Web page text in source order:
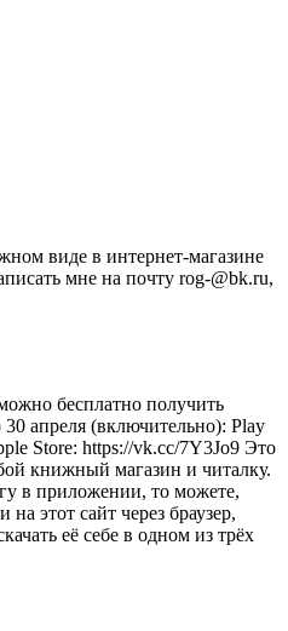
виде в интернет-магазине
мне на почту rog-@bk.ru,
бесплатно получить
апреля (включительно): Play
Store: https://vk.cc/7Y3Jo9 Это
книжный магазин и читалку.
в приложении, то можете,
на этот сайт через браузер,
её себе в одном из трёх